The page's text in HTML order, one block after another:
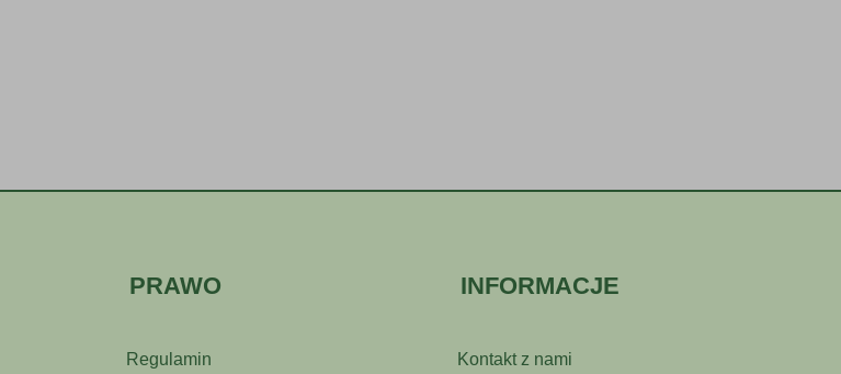
PRAWO
Regulamin
INFORMACJE
Kontakt z nami